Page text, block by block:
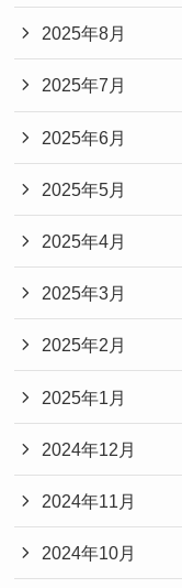
2025年8月
2025年7月
2025年6月
2025年5月
2025年4月
2025年3月
2025年2月
2025年1月
2024年12月
2024年11月
2024年10月